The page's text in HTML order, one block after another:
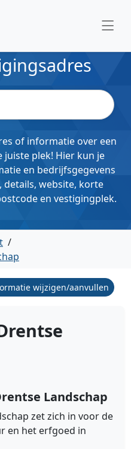
of informatie over een
juiste plek! Hier kun je
en bedrijfsgegevens
details, website, korte
en vestigingplek.
/
wijzigen/aanvullen
Landschap
zet zich in voor de
en het erfgoed in